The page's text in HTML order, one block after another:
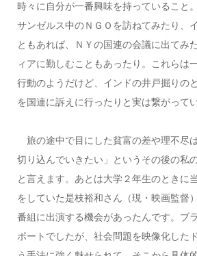
時々に自分が一番興味を持っていること
サンゼルス中のＮＧＯを訪ねてみたり、
ともあれば、ＮＹの国連の会議に出てみ
ィアに勤しむこともあったり。これらは
行動のようだけど、インドの井戸掘りの
を国連に訴えに行ったりと実は繋がって
旅の途中で目にした貧富の差や理不尽
切り込んでいきたい」というその後の私
と言えます。あとは大学２年生のときに
をしていた是枝裕和さん（現・映画監督
番組に出演する機会があったんです。ブ
ポートでしたが、社会問題を映像化した